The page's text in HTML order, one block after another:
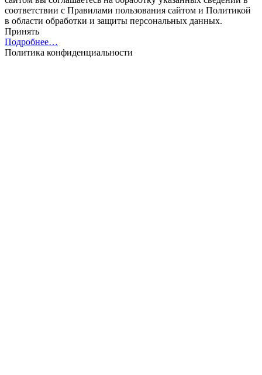
соответствии с Правилами пользования cайтом и Политикой
в области обработки и защиты персональных данных.
Принять
Подробнее…
Политика конфиденциальности